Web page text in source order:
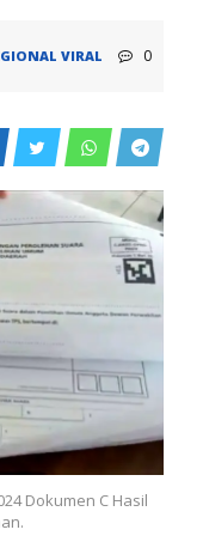
VIRAL 0
Dokumen C Hasil